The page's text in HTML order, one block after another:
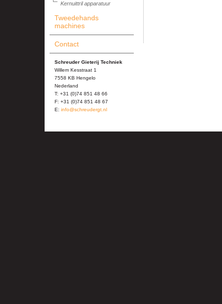
Kernuittril apparatuur
Tweedehands
machines
Contact
Schreuder Gieterij Techniek
Willem Kesstraat 1
7558 KB Hengelo
Nederland
T: +31 (0)74 851 48 66
F: +31 (0)74 851 48 67
E: info@schreudergt.nl